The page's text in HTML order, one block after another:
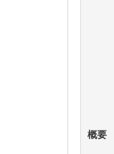
概要